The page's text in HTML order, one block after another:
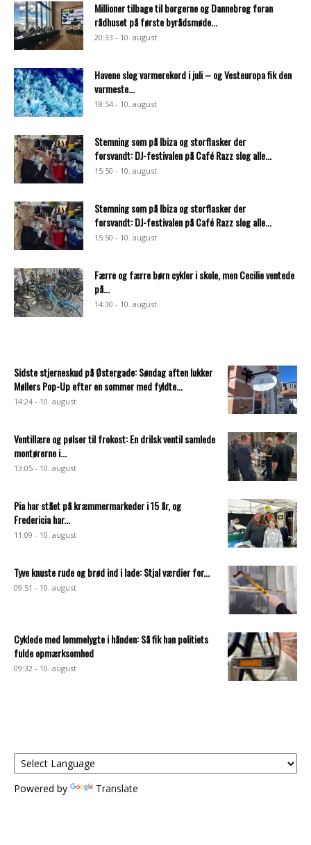
Millioner tilbage til borgerne og Dannebrog foran
rådhuset på første byrådsmøde...
20:33 - 10. august
Havene slog varmerekord i juli – og Vesteuropa fik den
varmeste...
18:54 - 10. august
Stemning som på Ibiza og storflasker der
forsvandt: DJ-festivalen på Café Razz slog alle...
15:50 - 10. august
Stemning som på Ibiza og storflasker der
forsvandt: DJ-festivalen på Café Razz slog alle...
15:50 - 10. august
Færre og færre børn cykler i skole, men Cecilie ventede
på...
14:30 - 10. august
Sidste stjerneskud på Østergade: Søndag aften lukker
Møllers Pop-Up efter en sommer med fyldte...
14:24 - 10. august
Ventillære og pølser til frokost: En drilsk ventil samlede
montørerne i...
13:05 - 10. august
Pia har stået på kræmmermarkeder i 15 år, og
Fredericia har...
11:09 - 10. august
Tyve knuste rude og brød ind i lade: Stjal værdier for...
09:51 - 10. august
Cyklede med lommelygte i hånden: Så fik han politiets
fulde opmærksomhed
09:32 - 10. august
Powered by Translate